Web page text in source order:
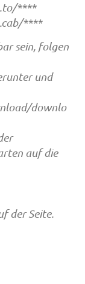
****
****
sein, folgen
und
downlo
auf die
der Seite.